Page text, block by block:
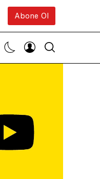
Abone Ol